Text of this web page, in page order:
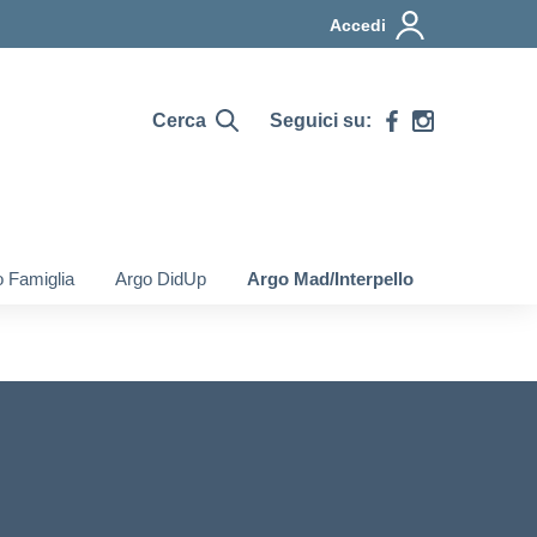
Accedi
Cerca Seguici su:
Famiglia Argo DidUp Argo Mad/Interpello